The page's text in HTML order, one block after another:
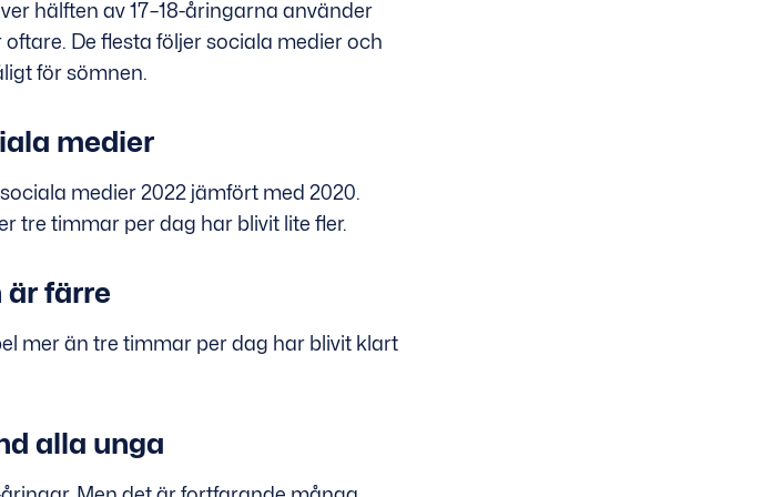
hälften av 17–18-åringarna använder
De flesta följer sociala medier och
för sömnen.
medier
medier 2022 jämfört med 2020.
tre timmar per dag har blivit lite fler.
färre
mer än tre timmar per dag har blivit klart
alla unga